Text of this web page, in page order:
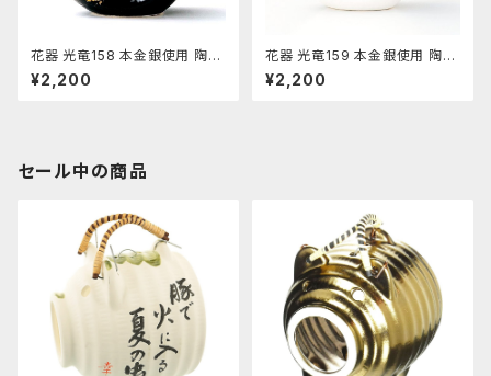
花器 光竜158 本金銀使用 陶器
水盤 花瓶 コンポーネント フラ
ワーベース
¥2,200
花器 光竜159 本金銀使用 陶器
水盤 花瓶 コンポーネント フラ
ワーベース
¥2,200
セール中の商品